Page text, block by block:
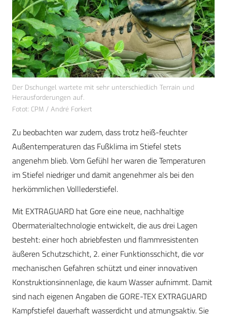
Der Dschungel wartete mit sehr unterschiedlich Terrain und
Herausforderungen auf.
Fotot: CPM / André Forkert
Zu beobachten war zudem, dass trotz heiß-feuchter
Außentemperaturen das Fußklima im Stiefel stets
angenehm blieb. Vom Gefühl her waren die Temperaturen
im Stiefel niedriger und damit angenehmer als bei den
herkömmlichen Volllederstiefel.
Mit EXTRAGUARD hat Gore eine neue, nachhaltige
Obermaterialtechnologie entwickelt, die aus drei Lagen
besteht: einer hoch abriebfesten und flammresistenten
äußeren Schutzschicht, 2. einer Funktionsschicht, die vor
mechanischen Gefahren schützt und einer innovativen
Konstruktionsinnenlage, die kaum Wasser aufnimmt. Damit
sind nach eigenen Angaben die GORE-TEX EXTRAGUARD
Kampfstiefel dauerhaft wasserdicht und atmungsaktiv. Sie